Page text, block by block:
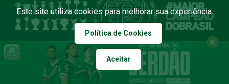
COPYRIGHT 2026 PALMEIRAS. TODOS OS DIREITOS RESERVADOS
Este site utiliza cookies para melhorar sua experiência.
Política de Cookies
Aceitar
DESENVOLVIDO POR FOURSYS